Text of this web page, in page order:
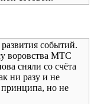
событий.
воровства МТС
сняли со счёта
ни разу и не
принципа, но не